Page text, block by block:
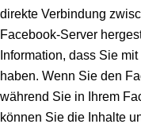
direkte Verbindung
Facebook-Server
Information, dass Sie
haben. Wenn Sie den
während Sie in Ihrem
können Sie die Inhalte